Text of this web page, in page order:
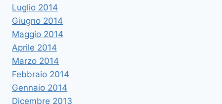
Luglio 2014
Giugno 2014
Maggio 2014
Aprile 2014
Marzo 2014
Febbraio 2014
Gennaio 2014
Dicembre 2013